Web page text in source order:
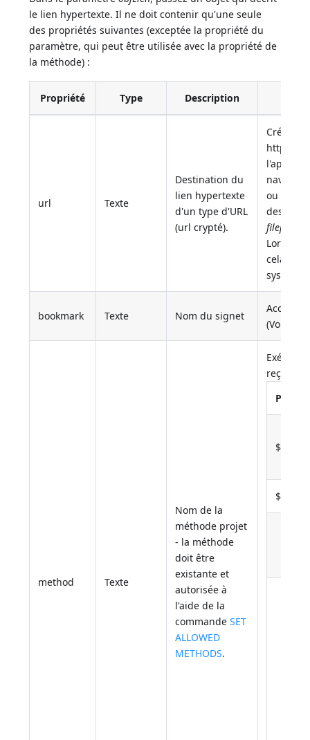
le lien hypertexte. Il ne doit contenir qu'une seule
des propriétés suivantes (exceptée la propriété du
paramètre, qui peut être utilisée avec la propriété de
la méthode) :
Propriété Type Description
url Texte
Destination du
lien hypertexte
d'un type d'URL
(url crypté).
Crée un
https://
ou
des
filepath/
Lorsque
cela
système
bookmark Texte Nom du signet
Accède
(Voir
method Texte
Nom de la
méthode projet
- la méthode
doit être
existante et
autorisée à
l'aide de la
commandeSET
ALLOWED
METHODS.
Exécute
reçoit
$1
$2